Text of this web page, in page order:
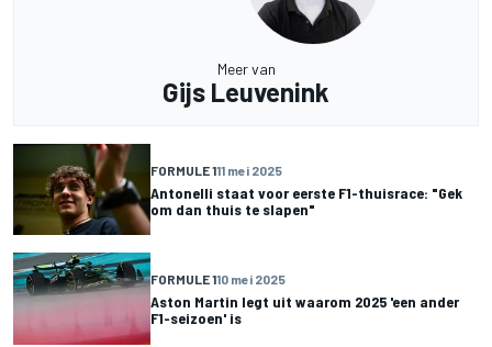
Meer van
Gijs Leuvenink
FORMULE 111 mei 2025
Antonelli staat voor eerste F1-thuisrace: "Gek
om dan thuis te slapen"
FORMULE 110 mei 2025
Aston Martin legt uit waarom 2025 'een ander
F1-seizoen' is